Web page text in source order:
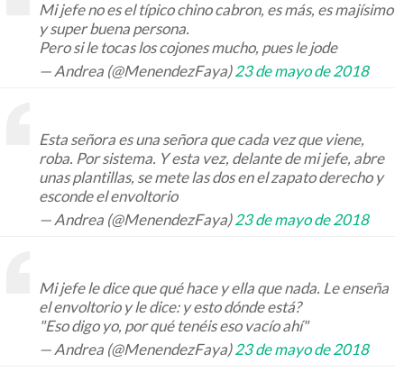
Mi jefe no es el típico chino cabron, es más, es majísimo
y super buena persona.
Pero si le tocas los cojones mucho, pues le jode
— Andrea (@MenendezFaya)23 de mayo de 2018
Esta señora es una señora que cada vez que viene,
roba. Por sistema. Y esta vez, delante de mi jefe, abre
unas plantillas, se mete las dos en el zapato derecho y
esconde el envoltorio
— Andrea (@MenendezFaya)23 de mayo de 2018
Mi jefe le dice que qué hace y ella que nada. Le enseña
el envoltorio y le dice: y esto dónde está?
"Eso digo yo, por qué tenéis eso vacío ahí"
— Andrea (@MenendezFaya)23 de mayo de 2018